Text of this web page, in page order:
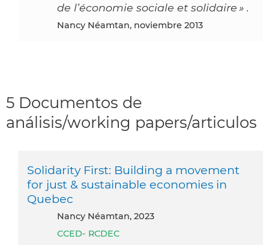
de l’économie sociale et solidaire » .
Nancy Néamtan, noviembre 2013
5 Documentos de
análisis/working papers/articulos
Solidarity First: Building a movement
for just & sustainable economies in
Quebec
Nancy Néamtan, 2023
CCED- RCDEC